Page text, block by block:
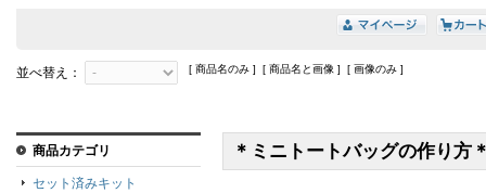
並べ替え： [ 商品名のみ ] [ 商品名と画像 ] [ 画像のみ ]
＊ミニトートバッグの作り方
商品カテゴリ
セット済みキット